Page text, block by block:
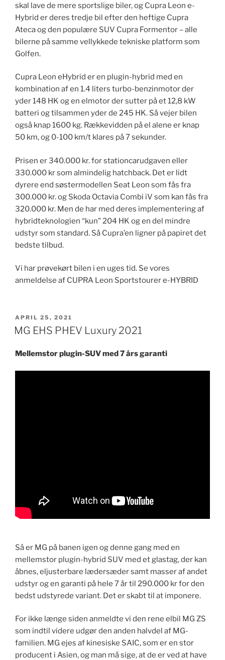
skal lave de mere sportslige biler, og Cupra Leon e-
Hybrid er deres tredje bil efter den heftige Cupra
Ateca og den populære SUV Cupra Formentor – alle
bilerne på samme vellykkede tekniske platform som
Golfen.
Cupra Leon eHybrid er en plugin-hybrid med en
kombination af en 1.4 liters turbo-benzinmotor der
yder 148 HK og en elmotor der sutter på et 12,8 kW
batteri og tilsammen yder de 245 HK. Så vejer bilen
også knap 1600 kg. Rækkevidden på el alene er knap
50 km, og 0-100 km/t klares på 7 sekunder.
Prisen er 340.000 kr. for stationcarudgaven eller
330.000 kr som almindelig hatchback. Det er lidt
dyrere end søstermodellen Seat Leon som fås fra
300.000 kr. og Skoda Octavia Combi iV som kan fås fra
320.000 kr. Men de har med deres implementering af
hybridteknologien “kun” 204 HK og en del mindre
udstyr som standard. Så Cupra’en ligner på papiret det
bedste tilbud.
Vi har prøvekørt bilen i en uges tid. Se vores
anmeldelse af CUPRA Leon Sportstourer e-HYBRID
UDGIVET
DEN
APRIL 25, 2021
MG EHS PHEV Luxury 2021
Mellemstor plugin-SUV med 7 års garanti
Så er MG på banen igen og denne gang med en
mellemstor plugin-hybrid SUV med et glastag, der kan
åbnes, eljusterbare lædersæder samt masser af andet
udstyr og en garanti på hele 7 år til 290.000 kr for den
bedst udstyrede variant. Det er skabt til at imponere.
For ikke længe siden anmeldte vi den rene elbil MG ZS
som indtil videre udgør den anden halvdel af MG-
familien. MG ejes af kinesiske SAIC, som er en stor
producent i Asien, og man må sige, at de er ved at have